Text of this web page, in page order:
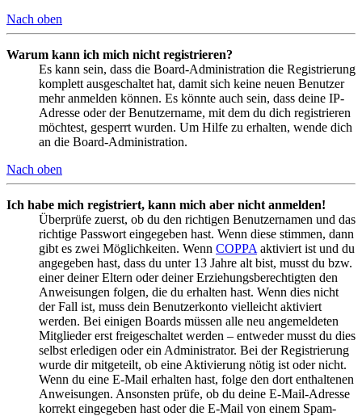
Nach oben
Warum kann ich mich nicht registrieren?
Es kann sein, dass die Board-Administration die Registrierung
komplett ausgeschaltet hat, damit sich keine neuen Benutzer
mehr anmelden können. Es könnte auch sein, dass deine IP-
Adresse oder der Benutzername, mit dem du dich registrieren
möchtest, gesperrt wurden. Um Hilfe zu erhalten, wende dich
an die Board-Administration.
Nach oben
Ich habe mich registriert, kann mich aber nicht anmelden!
Überprüfe zuerst, ob du den richtigen Benutzernamen und das
richtige Passwort eingegeben hast. Wenn diese stimmen, dann
gibt es zwei Möglichkeiten. Wenn COPPA aktiviert ist und du
angegeben hast, dass du unter 13 Jahre alt bist, musst du bzw.
einer deiner Eltern oder deiner Erziehungsberechtigten den
Anweisungen folgen, die du erhalten hast. Wenn dies nicht
der Fall ist, muss dein Benutzerkonto vielleicht aktiviert
werden. Bei einigen Boards müssen alle neu angemeldeten
Mitglieder erst freigeschaltet werden – entweder musst du dies
selbst erledigen oder ein Administrator. Bei der Registrierung
wurde dir mitgeteilt, ob eine Aktivierung nötig ist oder nicht.
Wenn du eine E-Mail erhalten hast, folge den dort enthaltenen
Anweisungen. Ansonsten prüfe, ob du deine E-Mail-Adresse
korrekt eingegeben hast oder die E-Mail von einem Spam-